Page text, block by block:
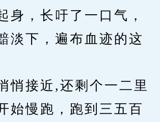
身，长吁了一口气，
淡下，遍布血迹的这
接近,还剩个一二里
始慢跑，跑到三五百